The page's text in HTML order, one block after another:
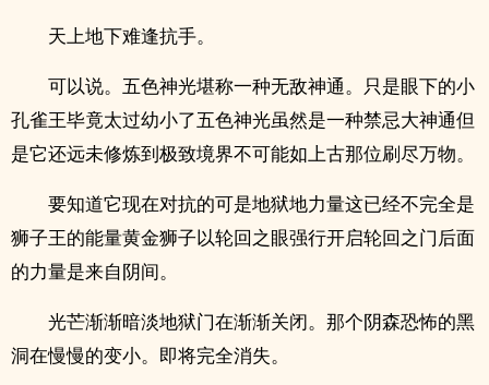
天上地下难逢抗手。
可以说。五色神光堪称一种无敌神通。只是眼下的小
孔雀王毕竟太过幼小了五色神光虽然是一种禁忌大神通但
是它还远未修炼到极致境界不可能如上古那位刷尽万物。
要知道它现在对抗的可是地狱地力量这已经不完全是
狮子王的能量黄金狮子以轮回之眼强行开启轮回之门后面
的力量是来自阴间。
光芒渐渐暗淡地狱门在渐渐关闭。那个阴森恐怖的黑
洞在慢慢的变小。即将完全消失。